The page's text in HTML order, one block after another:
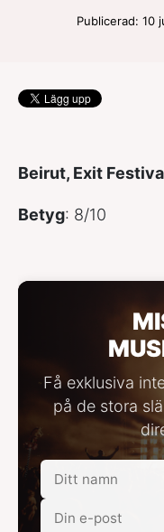
Publicerad: 10
Beirut, Exit
Betyg: 8/10
Få exklusiva
på de stora